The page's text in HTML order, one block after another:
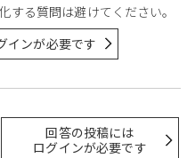
る質問は避けてください。
インが必要です
回答の投稿には
ログインが必要です